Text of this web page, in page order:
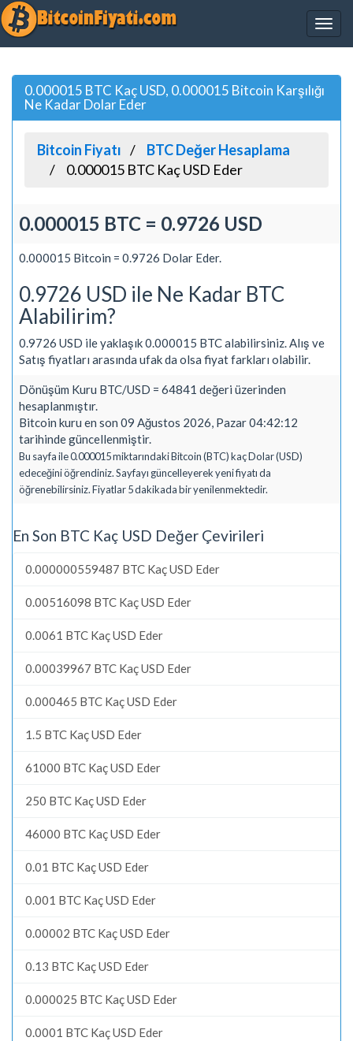
0.000015 BTC Kaç USD, 0.000015 Bitcoin Karşılığı
Ne Kadar Dolar Eder
Bitcoin Fiyatı
BTC Değer Hesaplama
0.000015 BTC Kaç USD Eder
0.000015 BTC = 0.9726 USD
0.000015 Bitcoin = 0.9726 Dolar Eder.
0.9726 USD ile Ne Kadar BTC
Alabilirim?
0.9726 USD ile yaklaşık 0.000015 BTC alabilirsiniz. Alış ve
Satış fiyatları arasında ufak da olsa fiyat farkları olabilir.
Dönüşüm Kuru BTC/USD = 64841 değeri üzerinden
hesaplanmıştır.
Bitcoin kuru en son 09 Ağustos 2026, Pazar 04:42:12
tarihinde güncellenmiştir.
Bu sayfa ile 0.000015 miktarındaki Bitcoin (BTC) kaç Dolar (USD)
edeceğini öğrendiniz. Sayfayı güncelleyerek yeni fiyatı da
öğrenebilirsiniz. Fiyatlar 5 dakikada bir yenilenmektedir.
En Son BTC Kaç USD Değer Çevirileri
0.000000559487 BTC Kaç USD Eder
0.00516098 BTC Kaç USD Eder
0.0061 BTC Kaç USD Eder
0.00039967 BTC Kaç USD Eder
0.000465 BTC Kaç USD Eder
1.5 BTC Kaç USD Eder
61000 BTC Kaç USD Eder
250 BTC Kaç USD Eder
46000 BTC Kaç USD Eder
0.01 BTC Kaç USD Eder
0.001 BTC Kaç USD Eder
0.00002 BTC Kaç USD Eder
0.13 BTC Kaç USD Eder
0.000025 BTC Kaç USD Eder
0.0001 BTC Kaç USD Eder